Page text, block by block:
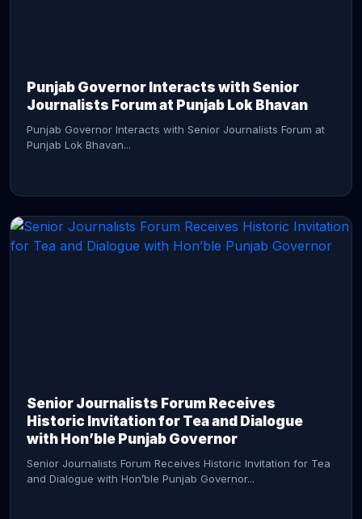
Punjab Governor Interacts with Senior
Journalists Forum at Punjab Lok Bhavan
Punjab Governor Interacts with Senior Journalists Forum at
Punjab Lok Bhavan...
Senior Journalists Forum Receives
Historic Invitation for Tea and Dialogue
with Hon’ble Punjab Governor
Senior Journalists Forum Receives Historic Invitation for Tea
and Dialogue with Hon’ble Punjab Governor...